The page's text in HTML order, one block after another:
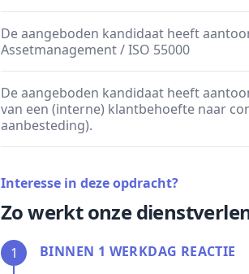
De aangeboden kandidaat heeft
Assetmanagement / ISO 55000
De aangeboden kandidaat heeft
van een (interne) klantbehoefte naar
aanbesteding).
Interesse in deze opdracht?
Zo werkt onze
1
BINNEN 1 WERKDAG REACTIE